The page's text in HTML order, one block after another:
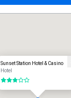
Sunset Station Hotel & Casino
Hotel
3 van 5